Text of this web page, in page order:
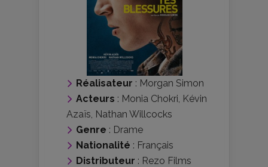
Réalisateur : Morgan Simon
Acteurs : Monia Chokri, Kévin
Azaïs, Nathan Willcocks
Genre : Drame
Nationalité : Français
Distributeur : Rezo Films